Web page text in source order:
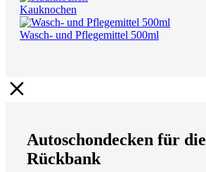
Kauknochen
Wasch- und Pflegemittel 500ml
Autoschondecken für die
Rückbank